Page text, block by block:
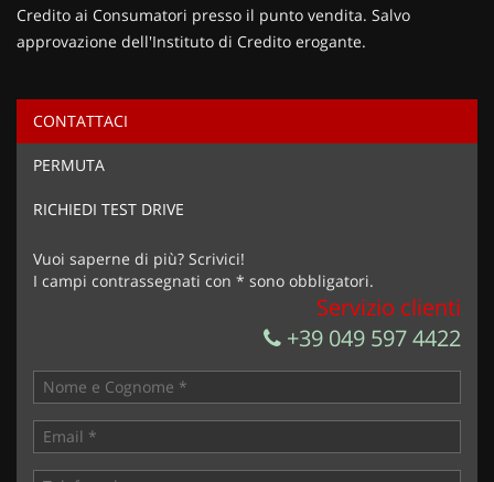
Ho letto e accettol'informativa privacy*
Acconsento al trattamento dei miei dati per finalità di
Invia la tua richiesta
Credito ai Consumatori presso il punto vendita. Salvo
approvazione dell'Instituto di Credito erogante.
CONTATTACI
PERMUTA
RICHIEDI TEST DRIVE
Vuoi saperne di più? Scrivici!
I campi contrassegnati con * sono obbligatori.
Servizio clienti
+39 049 597 4422